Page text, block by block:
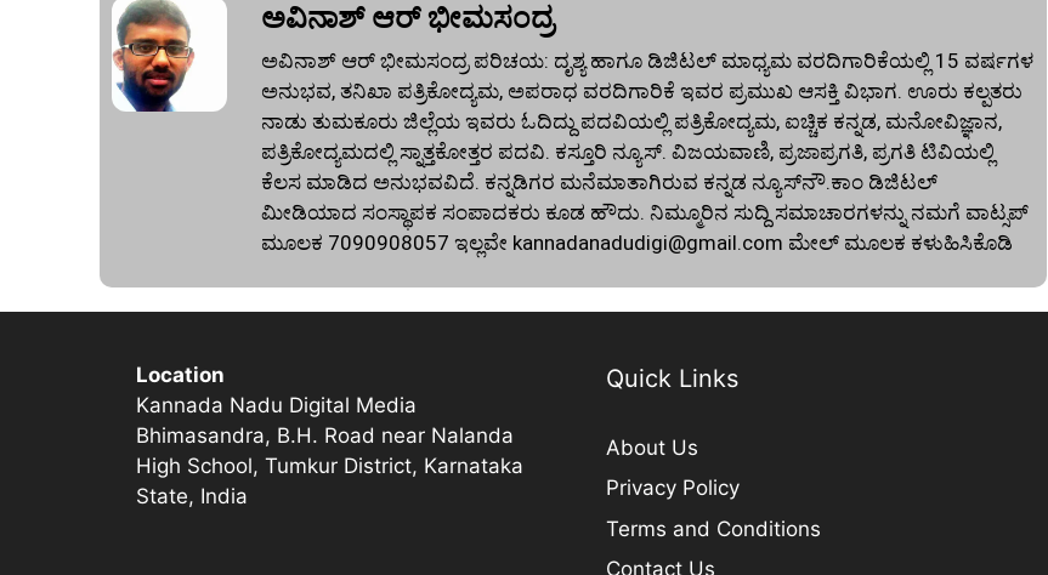
ಅವಿನಾಶ್‌ ಆರ್‌ ಭೀಮಸಂದ್ರ
ಅವಿನಾಶ್‌ ಆರ್‌ ಭೀಮಸಂದ್ರ ಪರಿಚಯ: ದೃಶ್ಯ ಹಾಗೂ ಡಿಜಿಟಲ್ ಮಾಧ್ಯಮ ವರದಿಗಾರಿಕೆಯಲ್ಲಿ 15 ವರ್ಷಗಳ
ಅನುಭವ, ತನಿಖಾ ಪತ್ರಿಕೋದ್ಯಮ, ಅಪರಾಧ ವರದಿಗಾರಿಕೆ ಇವರ ಪ್ರಮುಖ ಆಸಕ್ತಿ ವಿಭಾಗ. ಊರು ಕಲ್ಪತರು
ನಾಡು ತುಮಕೂರು ಜಿಲ್ಲೆಯ ಇವರು ಓದಿದ್ದು ಪದವಿಯಲ್ಲಿ ಪತ್ರಿಕೋದ್ಯಮ, ಐಚ್ಚಿಕ ಕನ್ನಡ, ಮನೋವಿಜ್ಞಾನ,
ಪತ್ರಿಕೋದ್ಯಮದಲ್ಲಿ ಸ್ನಾತ್ತಕೋತ್ತರ ಪದವಿ. ಕಸ್ತೂರಿ ನ್ಯೂಸ್‌. ವಿಜಯವಾಣಿ, ಪ್ರಜಾಪ್ರಗತಿ, ಪ್ರಗತಿ ಟಿವಿಯಲ್ಲಿ
ಕೆಲಸ ಮಾಡಿದ ಅನುಭವವಿದೆ. ಕನ್ನಡಿಗರ ಮನೆಮಾತಾಗಿರುವ ಕನ್ನಡ ನ್ಯೂಸ್‌ನೌ.ಕಾಂ ಡಿಜಿಟಲ್‌
ಮೀಡಿಯಾದ ಸಂಸ್ಥಾಪಕ ಸಂಪಾದಕರು ಕೂಡ ಹೌದು. ನಿಮ್ಮೂರಿನ ಸುದ್ದಿ ಸಮಾಚಾರಗಳನ್ನು ನಮಗೆ ವಾಟ್ಸಪ್‌
ಮೂಲಕ 7090908057 ಇಲ್ಲವೇ kannadanadudigi@gmail.com ಮೇಲ್‌ ಮೂಲಕ ಕಳುಹಿಸಿಕೊಡಿ
Location
Kannada Nadu Digital Media
Bhimasandra, B.H. Road near Nalanda
High School, Tumkur District, Karnataka
State, India
Quick Links
About Us
Privacy Policy
Terms and Conditions
Contact Us